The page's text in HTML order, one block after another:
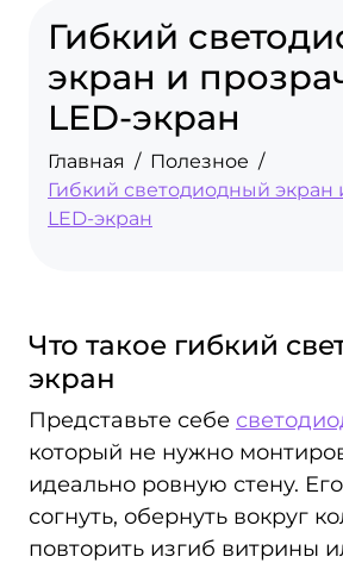
Гибкий
экран и
LED‑экран
Главная
Полезное
Гибкий светодиодный
LED‑экран
Что такое гибкий
экран
Представьте себе
который не нужно
идеально ровную стену.
согнуть, обернуть вокруг
повторить изгиб витрины